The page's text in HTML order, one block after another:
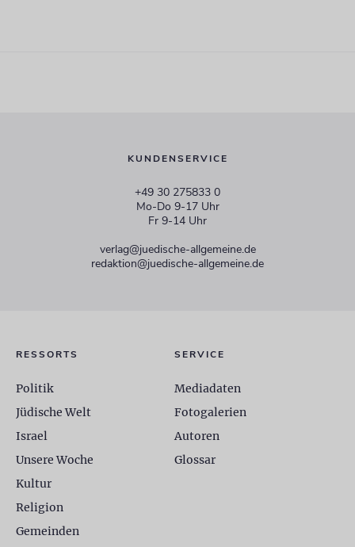
KUNDENSERVICE
+49 30 275833 0
Mo-Do 9-17 Uhr
Fr 9-14 Uhr
verlag@juedische-allgemeine.de
redaktion@juedische-allgemeine.de
RESSORTS
Politik
Jüdische Welt
Israel
Unsere Woche
Kultur
Religion
Gemeinden
SERVICE
Mediadaten
Fotogalerien
Autoren
Glossar